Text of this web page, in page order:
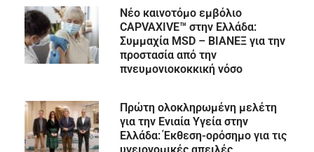
Νέο καινοτόμο εμβόλιο
CAPVAXIVE™ στην Ελλάδα:
Συμμαχία MSD – ΒΙΑΝΕΞ για την
προστασία από την
πνευμονιοκοκκική νόσο
Πρώτη ολοκληρωμένη μελέτη
για την Ενιαία Υγεία στην
Ελλάδα: Έκθεση-ορόσημο για τις
υγειονομικές απειλές